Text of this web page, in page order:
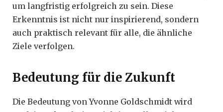
um langfristig erfolgreich zu sein. Diese
Erkenntnis ist nicht nur inspirierend, sondern
auch praktisch relevant für alle, die ähnliche
Ziele verfolgen.
Bedeutung für die Zukunft
Die Bedeutung von Yvonne Goldschmidt wird